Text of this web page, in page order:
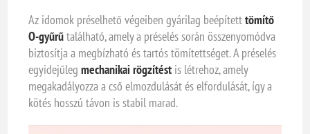
Az idomok préselhető végeiben gyárilag beépítetttömítő
O-gyűrűtalálható, amely a préselés során összenyomódva
biztosítja a megbízható és tartós tömítettséget. A préselés
egyidejűlegmechanikai rögzítést is létrehoz, amely
megakadályozza a cső elmozdulását és elfordulását, így a
kötés hosszú távon is stabil marad.